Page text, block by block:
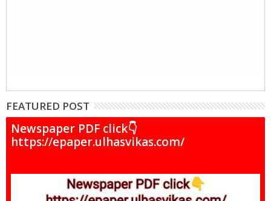
FEATURED POST
Newspaper PDF click👇
https://epaper.ulhasvikas.com/